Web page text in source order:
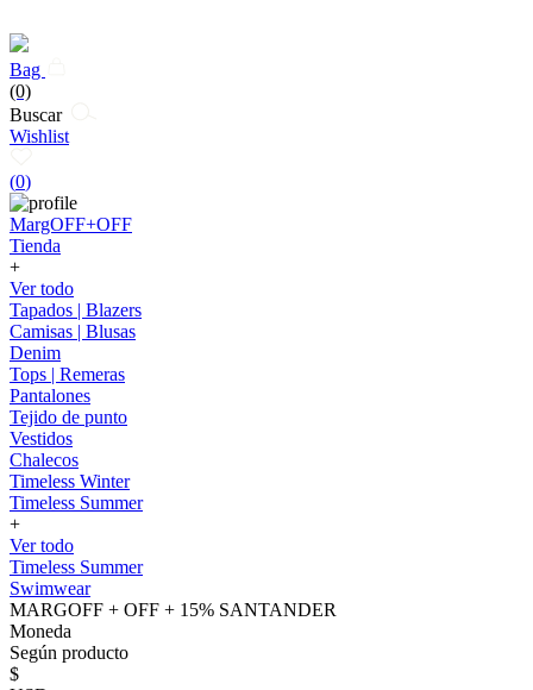
Bag
(0)
Buscar
Wishlist
(0)
MargOFF+OFF
Tienda
+
Ver todo
Tapados | Blazers
Camisas | Blusas
Denim
Tops | Remeras
Pantalones
Tejido de punto
Vestidos
Chalecos
Timeless Winter
Timeless Summer
+
Ver todo
Timeless Summer
Swimwear
MARGOFF + OFF + 15% SANTANDER
Moneda
Según producto
$